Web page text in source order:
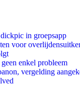
in groepsapp
voor
enkel probleem
vergelding